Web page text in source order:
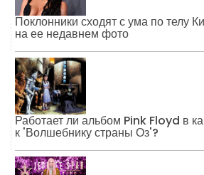
Поклонники сходят с ума по телу
на ее недавнем фото
Работает ли альбом Pink Floyd в
к 'Волшебнику страны Оз'?